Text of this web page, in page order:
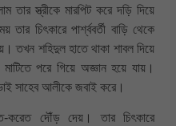
তার স্ত্রীকে মারপিট করে দড়ি দিয়ে
চিৎকারে পার্শ্ববর্তী বাড়ি থেকে
তখন শহিদুল হাতে থাকা শাবল দিয়ে
পরে গিয়ে অজ্ঞান হয়ে যায়।
সাহেব আলীকে জবাই করে।
করেত দৌঁড় দেয়। তার চিৎকারে